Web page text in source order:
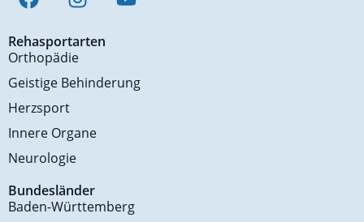
Rehasportarten
Orthopädie
Geistige Behinderung
Herzsport
Innere Organe
Neurologie
Bundesländer
Baden-Württemberg